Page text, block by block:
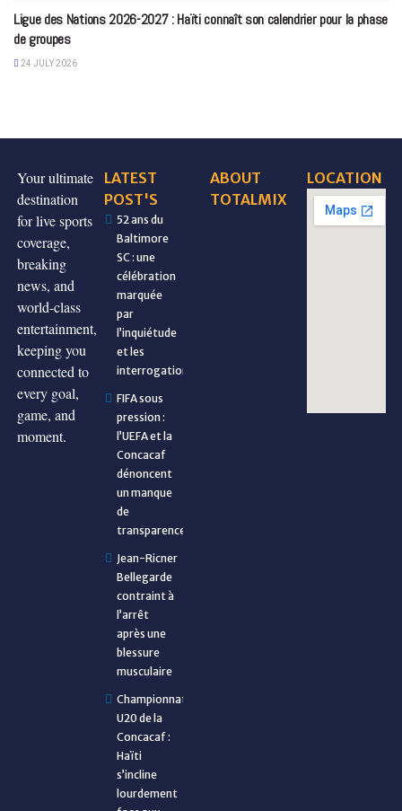
Ligue des Nations 2026-2027 : Haïti connaît son calendrier pour la phase
de groupes
24 JULY 2026
Your ultimate
destination
for live sports
coverage,
breaking
news, and
world-class
entertainment,
keeping you
connected to
every goal,
game, and
moment.
LATEST
POST'S
52 ans du
Baltimore
SC : une
célébration
marquée
par
l’inquiétude
et les
interrogations
FIFA sous
pression :
l’UEFA et la
Concacaf
dénoncent
un manque
de
transparence
Jean-Ricner
Bellegarde
contraint à
l’arrêt
après une
blessure
musculaire
Championnat
U20 de la
Concacaf :
Haïti
s’incline
lourdement
ABOUT
TOTALMIX
LOCATION